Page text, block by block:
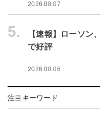
2026.08.07
5.
【速報】ローソ
で好評
2026.08.06
注目キーワード